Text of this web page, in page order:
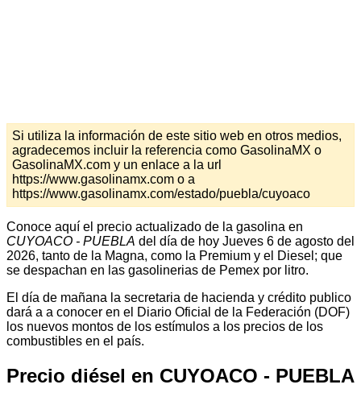
Si utiliza la información de este sitio web en otros medios,
agradecemos incluir la referencia como GasolinaMX o
GasolinaMX.com y un enlace a la url
https://www.gasolinamx.com o a
https://www.gasolinamx.com/estado/puebla/cuyoaco
Conoce aquí el precio actualizado de la gasolina en
CUYOACO - PUEBLA del día de hoy Jueves 6 de agosto del
2026, tanto de la Magna, como la Premium y el Diesel; que
se despachan en las gasolinerias de Pemex por litro.
El día de mañana la secretaria de hacienda y crédito publico
dará a a conocer en el Diario Oficial de la Federación (DOF)
los nuevos montos de los estímulos a los precios de los
combustibles en el país.
Precio diésel en CUYOACO - PUEBLA